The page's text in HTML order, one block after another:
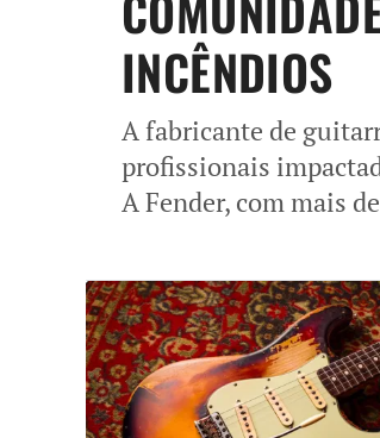
INCÊNDIOS
A fabricante de
profissionais
A Fender, com mais